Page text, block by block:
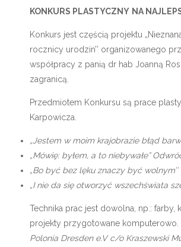
KONKURS PLASTYCZNY NA
Konkurs jest częścią projektu
rocznicy urodzin’’ organizowanego
współpracy z panią dr hab Joanną
zagranicą.
Przedmiotem Konkursu są prace
Karpowicza.
„Jestem w moim krajobrazie błąd
„Mówię: byłem, a to niebywałe”
„Bo być bez lęku znaczy być
„I nie da się otworzyć wszechświata
Technika prac jest dowolna, np.: farby,
projekty przygotowane komputerowo.
Polonia Dresden e.V c/o Kraszewski